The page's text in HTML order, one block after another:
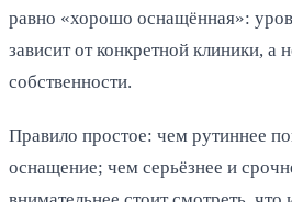
равно «хорошо оснащённая»:
зависит от конкретной клиники, а
собственности.
Правило простое: чем рутиннее
оснащение; чем серьёзнее и